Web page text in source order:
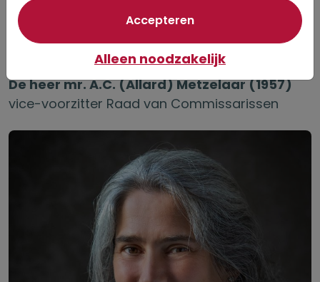
De heer mr. A.C. (Allard) Metzelaar (1957)
vice-voorzitter Raad van Commissarissen
Accepterenvan optionele
Alleen noodzakelijk